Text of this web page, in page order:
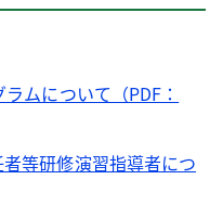
ムについて（PDF：
等研修演習指導者につ